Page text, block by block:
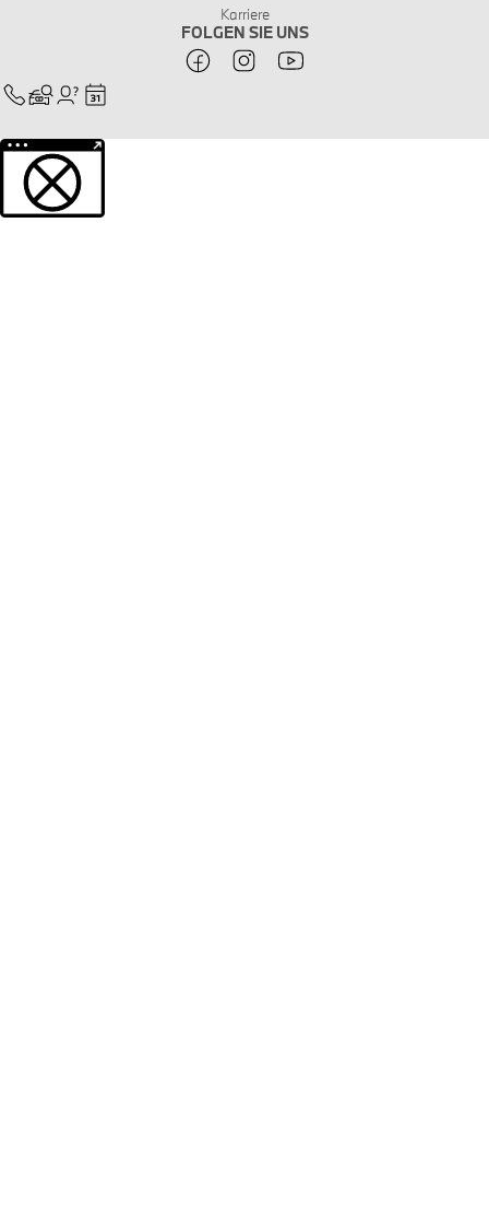
Karriere
FOLGEN SIE UNS
Weitere Informationen über den gesperrten Inhalt.